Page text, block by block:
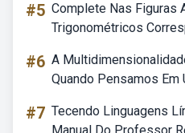
#5 Complete Nas Figuras
Trigonométricos
#6 A
Quando Pensamos
#7 Tecendo Linguagens